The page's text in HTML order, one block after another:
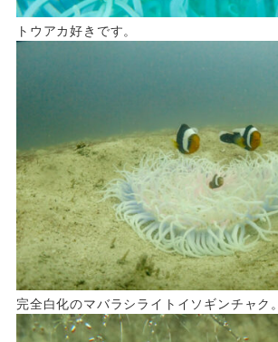
トウアカ好きです。
完全白化のマバラシライトイソギンチャク。